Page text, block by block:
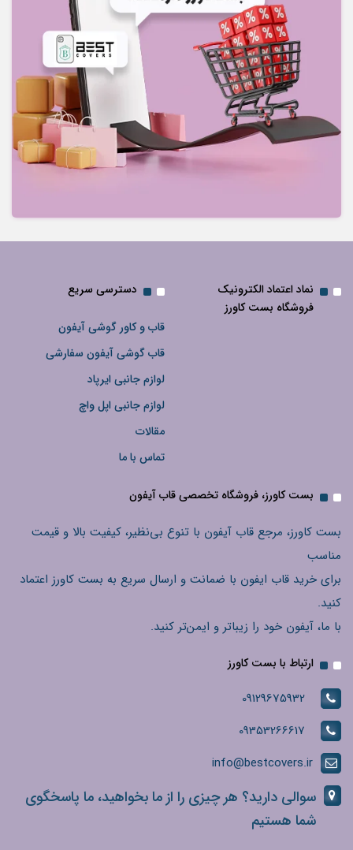
نماد اعتماد الکترونیک
فروشگاه بست کاورز
دسترسی سریع
قاب و کاور گوشی آیفون
قاب گوشی آیفون سفارشی
لوازم جانبی ایرپاد
لوازم جانبی اپل واچ
مقالات
تماس با ما
بست کاورز، فروشگاه تخصصی قاب آیفون
بست کاورز، مرجع قاب آیفون با تنوع بی‌نظیر، کیفیت بالا و قیمت
مناسب
برای خرید قاب ایفون با ضمانت و ارسال سریع به بست کاورز اعتماد
کنید.
با ما، آیفون خود را زیباتر و ایمن‌تر کنید.
ارتباط با بست کاورز
09129675932
09353266617
info@bestcovers.ir
سوالی دارید؟ هر چیزی را از ما بخواهید، ما پاسخگوی
شما هستیم